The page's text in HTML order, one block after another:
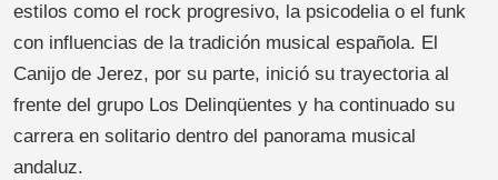
estilos como el rock progresivo, la psicodelia o el funk
con influencias de la tradición musical española. El
Canijo de Jerez, por su parte, inició su trayectoria al
frente del grupo Los Delinqüentes y ha continuado su
carrera en solitario dentro del panorama musical
andaluz.